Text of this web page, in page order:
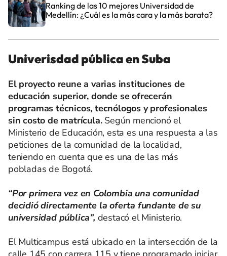
Ranking de las 10 mejores Universidad de
Medellín: ¿Cuál es la más cara y la más barata?
Univerisdad pública en Suba
El proyecto reune a varias instituciones de
educación superior, donde se ofrecerán
programas técnicos, tecnólogos y profesionales
sin costo de matrícula.Según mencionó el
Ministerio de Educación, esta es una respuesta a las
peticiones de la comunidad de la localidad,
teniendo en cuenta que es una de las más
pobladas de Bogotá.
“Por primera vez en Colombia una comunidad
decidió directamente la oferta fundante de su
universidad pública”, destacó el Ministerio.
El Multicampus está ubicado en la intersección de la